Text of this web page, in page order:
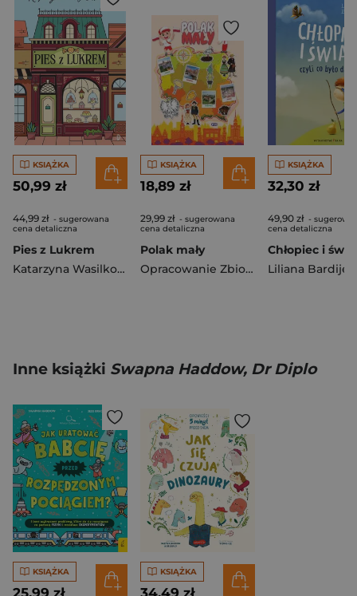
KSIĄŻKA
50,99 zł
44,99 zł - sugerowana
cena detaliczna
Pies z Lukrem
Katarzyna Wasilkowska
KSIĄŻKA
18,89 zł
29,99 zł - sugerowana
cena detaliczna
Polak mały
Opracowanie Zbiorowe
KSIĄŻKA
32,30 zł
49,90 zł -
cena detaliczna
Chłopiec i
Liliana
Inne książki Swapna Haddow, Dr Diplo
KSIĄŻKA
25,99 zł
KSIĄŻKA
34,49 zł